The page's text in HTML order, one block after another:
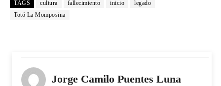
TAGS cultura fallecimiento inicio
legado
Totó La Momposina
Jorge Camilo Puentes Luna